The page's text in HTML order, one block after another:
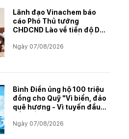
Lãnh đạo Vinachem báo
cáo Phó Thủ tướng
CHDCND Lào về tiến độ Dự
muối mỏ Kali
Ngày 07/08/2026
Bình Điền ủng hộ 100 triệu
đồng cho Quỹ "Vì biển, đảo
quê hương - Vì tuyến đầu
Ngày 07/08/2026